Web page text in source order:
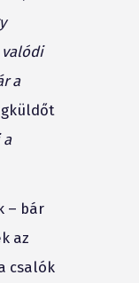
valódi
a
– bár
az
csalók